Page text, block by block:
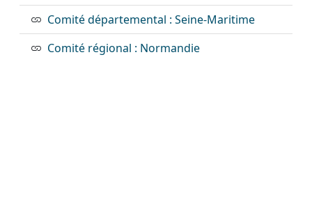
Comité départemental : Seine-Maritime
Comité régional : Normandie